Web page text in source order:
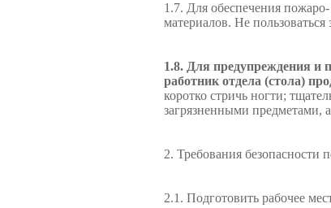
1.7. Для обеспечения
материалов. Не
1.8. Для предупреждения и
работник отдела (стола)
коротко стричь ногти;
загрязненными предметами,
2. Требования безопасности
2.1. Подготовить рабочее